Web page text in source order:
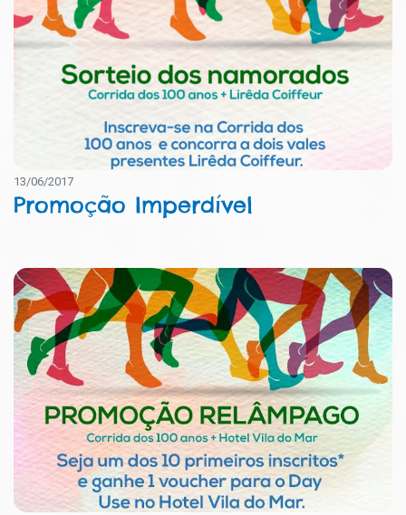
13/06/2017
Promoção Imperdível